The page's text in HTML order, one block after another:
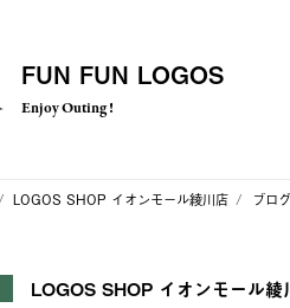
FUN FUN LOGOS
Enjoy Outing !
LOGOS SHOP イオンモール綾川店 ブロ
LOGOS SHOP イオンモール綾